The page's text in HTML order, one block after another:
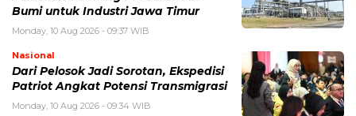
Bumi untuk Industri Jawa Timur
Monday, 10 Aug 2026 - 09:37 WIB
Nasional
Dari Pelosok Jadi Sorotan, Ekspedisi
Patriot Angkat Potensi Transmigrasi
Monday, 10 Aug 2026 - 09:34 WIB